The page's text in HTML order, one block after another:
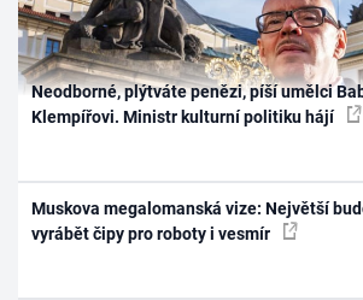
Neodborné, plýtváte penězi, píší umělci
Klempířovi. Ministr kulturní politiku hájí
Muskova megalomanská vize: Největší
vyrábět čipy pro roboty i vesmír